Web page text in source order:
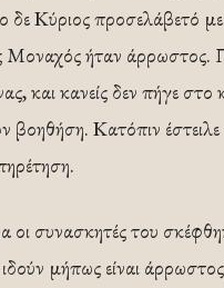
ο δε Κύριος προσελάβετό
Μοναχός ήταν άρρωστος.
και κανείς δεν πήγε στο
βοηθήση. Κατόπιν
οι συνασκητές του
μήπως είναι